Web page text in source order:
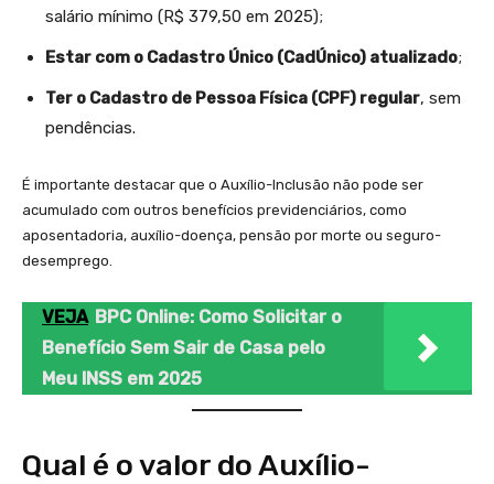
salário mínimo (R$ 379,50 em 2025);
Estar com o Cadastro Único (CadÚnico) atualizado;
Ter o Cadastro de Pessoa Física (CPF) regular, sem
pendências.
É importante destacar que o Auxílio-Inclusão não pode ser
acumulado com outros benefícios previdenciários, como
aposentadoria, auxílio-doença, pensão por morte ou seguro-
desemprego.
VEJA BPC Online: Como Solicitar o
Benefício Sem Sair de Casa pelo
Meu INSS em 2025
Qual é o valor do Auxílio-